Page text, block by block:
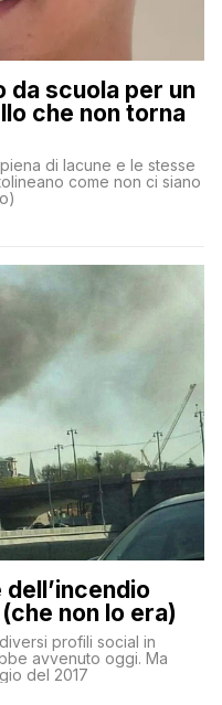
da scuola per un
che non torna
di lacune e le stesse
come non ci siano
dell’incendio
non lo era)
profili social in
avvenuto oggi. Ma
del 2017